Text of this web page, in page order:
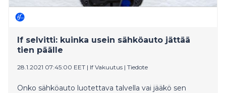
If selvitti: kuinka usein sähköauto jättää
tien päälle
28.1.2021 07:45:00 EET | If Vakuutus | Tiedote
Onko sähköauto luotettava talvella vai jääkö sen